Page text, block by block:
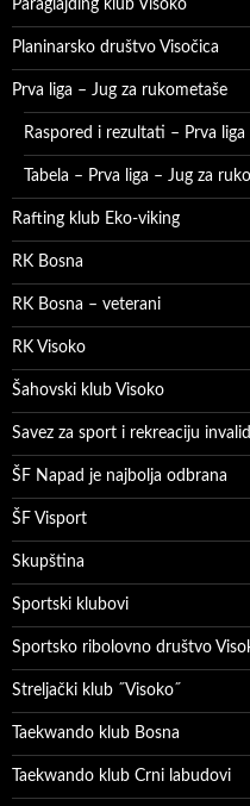
Paraglajding klub Visoko
Planinarsko društvo Visočica
Prva liga – Jug za rukometaše
Raspored i rezultati – Prva
Tabela – Prva liga – Jug za
Rafting klub Eko-viking
RK Bosna
RK Bosna – veterani
RK Visoko
Šahovski klub Visoko
Savez za sport i rekreaciju
ŠF Napad je najbolja odbrana
ŠF Visport
Skupština
Sportski klubovi
Sportsko ribolovno društvo
Streljački klub ˝Visoko˝
Taekwando klub Bosna
Taekwando klub Crni labudovi